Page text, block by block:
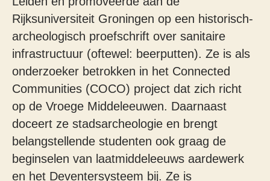
Rijksuniversiteit Groningen op een historisch-
archeologisch proefschrift over sanitaire
infrastructuur (oftewel: beerputten). Ze is als
onderzoeker betrokken in het Connected
Communities (COCO) project dat zich richt
op de Vroege Middeleeuwen. Daarnaast
doceert ze stadsarcheologie en brengt
belangstellende studenten ook graag de
beginselen van laatmiddeleeuws aardewerk
en het Deventersysteem bij. Ze is